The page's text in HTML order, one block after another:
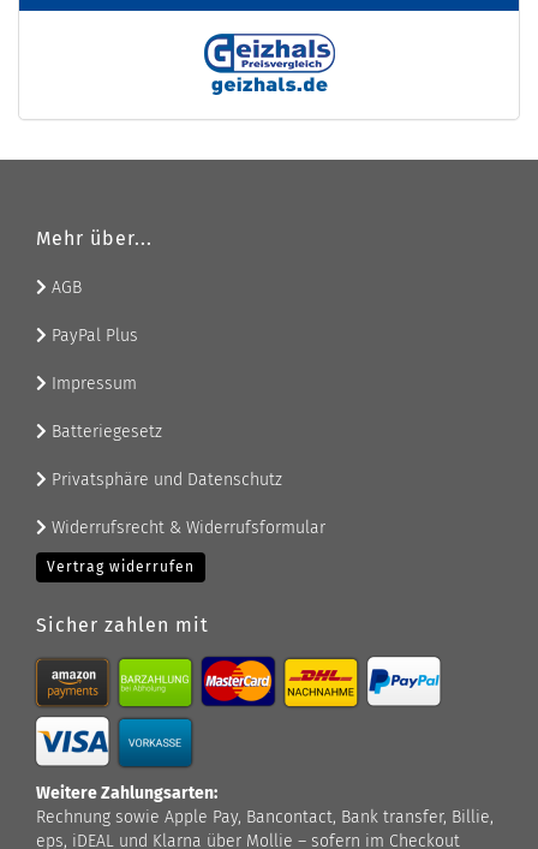
Mehr über...
AGB
PayPal Plus
Impressum
Batteriegesetz
Privatsphäre und Datenschutz
Widerrufsrecht & Widerrufsformular
Vertrag widerrufen
Sicher zahlen mit
Weitere Zahlungsarten:
Rechnung sowie Apple Pay, Bancontact, Bank transfer, Billie,
eps, iDEAL und Klarna über Mollie – sofern im Checkout